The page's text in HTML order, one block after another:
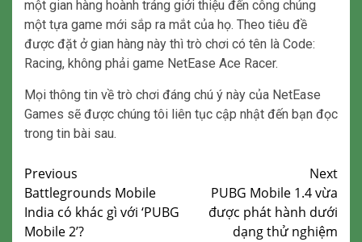
một gian hàng hoành tráng giới thiệu đến công chúng
một tựa game mới sắp ra mắt của họ. Theo tiêu đề
được đặt ở gian hàng này thì trò chơi có tên là Code:
Racing, không phải game NetEase Ace Racer.
Mọi thông tin về trò chơi đáng chú ý này của NetEase
Games sẽ được chúng tôi liên tục cập nhật đến bạn đọc
trong tin bài sau.
Continue
Reading
Previous
Battlegrounds Mobile
India có khác gì với ‘PUBG
Mobile 2’?
Next
PUBG Mobile 1.4 vừa
được phát hành dưới
dạng thử nghiệm